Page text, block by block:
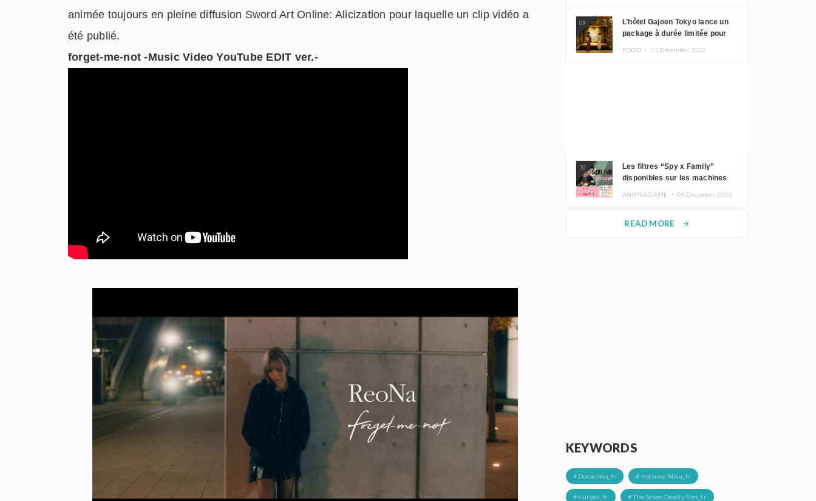
animée toujours en pleine diffusion Sword Art Online: Alicization pour laquelle un clip vidéo a
été publié.
forget-me-not -Music Video YouTube EDIT ver.-
09
L’hôtel Gajoen Tokyo lance un
package à durée limitée pour
FOOD ・ 15.December.2022
10
Les filtres “Spy x Family”
disponibles sur les machines
ANIME&GAME ・09.December.2022
READ MORE arrow_forward
KEYWORDS
# Doraemon_fr # Hatsune Miku_fr
# Kuromi_fr # The Seven Deadly Sins_fr